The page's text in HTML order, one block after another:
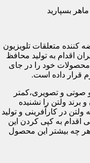
متعلقات تلویزیون
بار در ایران اقدام به تولید محافظ
محصولات خود را در جای
قرار داده است.
صوتی و تصویری،کمتر
ولتن را نشنیده
در کارآفرینی و تولید
اقدام به کپی کردن این
هر چه بیشتر این محصول